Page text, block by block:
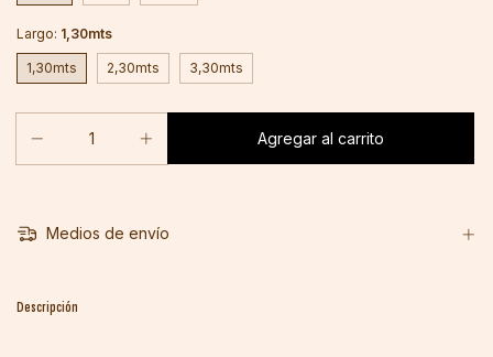
Largo: 1,30mts
1,30mts 2,30mts 3,30mts
Medios de envío
Descripción